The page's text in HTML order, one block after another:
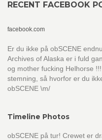
RECENT FACEBOOK
facebook.com
Er du ikke på obSCENE
Archives of Alaska er i fuld
og mother fucking Helhorse
stemning, så hvorfor er du
obSCENE \m/
Timeline Photos
obSCENE på tur! Crewet er